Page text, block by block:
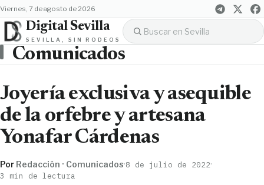
viernes, 7 de agosto de 2026
Digital Sevilla
SEVILLA, SIN RODEOS
Comunicados
Joyería exclusiva y asequible
de la orfebre y artesana
Yonafar Cárdenas
Por Redacción · Comunicados·8 de julio de 2022·
3 min de lectura